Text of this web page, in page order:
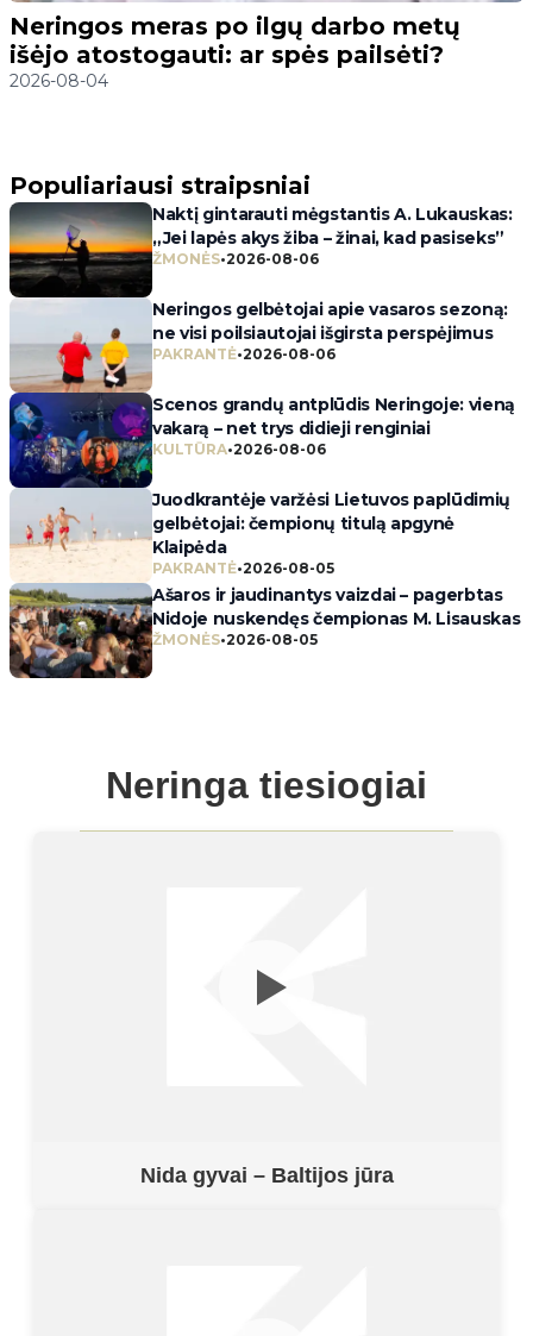
Neringos meras po ilgų darbo metų
išėjo atostogauti: ar spės pailsėti?
2026-08-04
Populiariausi straipsniai
Naktį gintarauti mėgstantis A. Lukauskas:
„Jei lapės akys žiba – žinai, kad pasiseks”
ŽMONĖS•2026-08-06
Neringos gelbėtojai apie vasaros sezoną:
ne visi poilsiautojai išgirsta perspėjimus
PAKRANTĖ•2026-08-06
Scenos grandų antplūdis Neringoje: vieną
vakarą – net trys didieji renginiai
KULTŪRA•2026-08-06
Juodkrantėje varžėsi Lietuvos paplūdimių
gelbėtojai: čempionų titulą apgynė
Klaipėda
PAKRANTĖ•2026-08-05
Ašaros ir jaudinantys vaizdai – pagerbtas
Nidoje nuskendęs čempionas M. Lisauskas
ŽMONĖS•2026-08-05
Neringa tiesiogiai
Nida gyvai – Baltijos jūra